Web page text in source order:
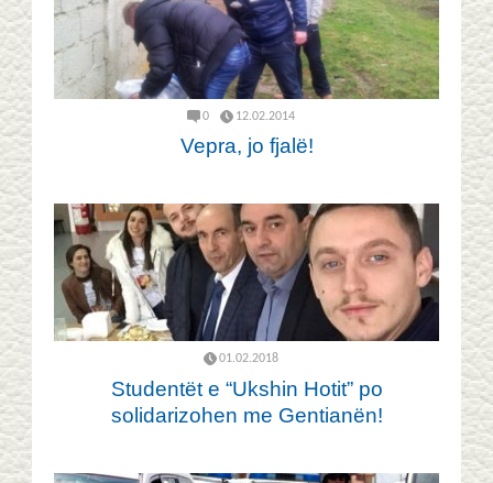
0 12.02.2014
Vepra, jo fjalë!
01.02.2018
Studentët e “Ukshin Hotit” po
solidarizohen me Gentianën!